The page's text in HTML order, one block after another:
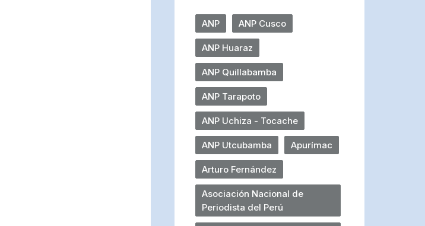
ANP ANP Cusco
ANP Huaraz
ANP Quillabamba
ANP Tarapoto
ANP Uchiza - Tocache
ANP Utcubamba Apurímac
Arturo Fernández
Asociación Nacional de
Periodista del Perú